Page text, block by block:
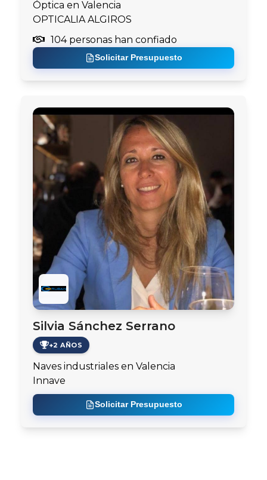
Óptica en Valencia
OPTICALIA ALGIROS
104 personas han confiado
Solicitar Presupuesto
Silvia Sánchez Serrano
+2 AÑOS
Naves industriales en Valencia
Innave
Solicitar Presupuesto